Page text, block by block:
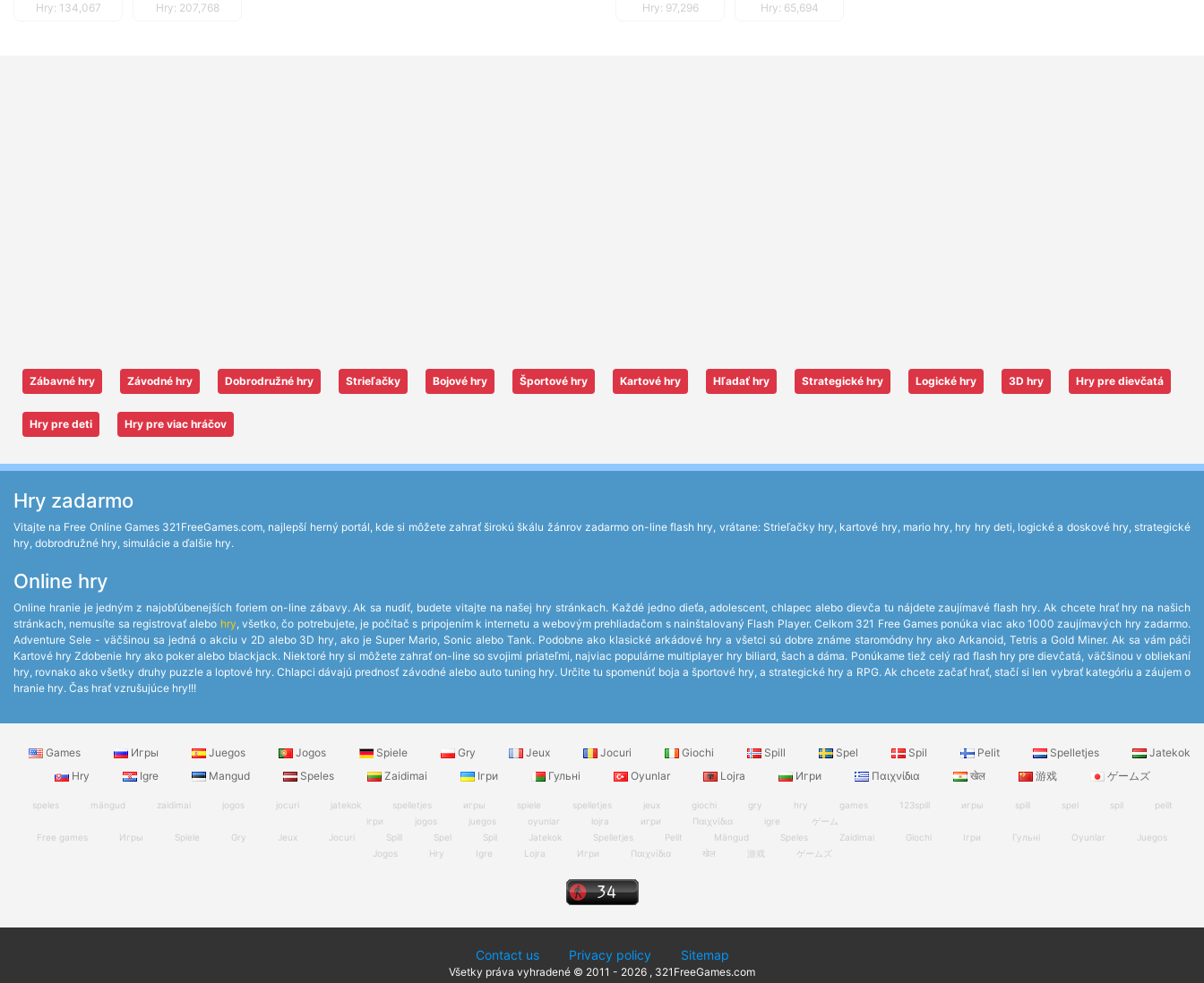
Hry: 134,067 Hry: 207,768 Hry: 97,296 Hry: 65,694
Zábavné hry Závodné hry Dobrodružné hry Strieľačky Bojové hry Športové hry Kartové hry Hľadať hry Strategické hry Logické hry 3D hry Hry pre dievčatá
Hry pre deti Hry pre viac hráčov
Hry zadarmo
Vitajte na Free Online Games 321FreeGames.com, najlepší herný portál, kde si môžete zahrať širokú škálu žánrov zadarmo on-line flash hry, vrátane: Strieľačky hry, kartové hry, mario hry, hry hry deti, logické a doskové hry, strategické
hry, dobrodružné hry, simulácie a ďalšie hry.
Online hry
Online hranie je jedným z najobľúbenejších foriem on-line zábavy. Ak sa nudiť, budete vitajte na našej hry stránkach. Každé jedno dieťa, adolescent, chlapec alebo dievča tu nájdete zaujímavé flash hry. Ak chcete hrať hry na našich
stránkach, nemusíte sa registrovať alebo hry, všetko, čo potrebujete, je počítač s pripojením k internetu a webovým prehliadačom s nainštalovaný Flash Player. Celkom 321 Free Games ponúka viac ako 1000 zaujímavých hry zadarmo.
Adventure Sele - väčšinou sa jedná o akciu v 2D alebo 3D hry, ako je Super Mario, Sonic alebo Tank. Podobne ako klasické arkádové hry a všetci sú dobre známe staromódny hry ako Arkanoid, Tetris a Gold Miner. Ak sa vám páči
Kartové hry Zdobenie hry ako poker alebo blackjack. Niektoré hry si môžete zahrať on-line so svojimi priateľmi, najviac populárne multiplayer hry biliard, šach a dáma. Ponúkame tiež celý rad flash hry pre dievčatá, väčšinou v obliekaní
hry, rovnako ako všetky druhy puzzle a loptové hry. Chlapci dávajú prednosť závodné alebo auto tuning hry. Určite tu spomenúť boja a športové hry, a strategické hry a RPG. Ak chcete začať hrať, stačí si len vybrať kategóriu a záujem o
hranie hry. Čas hrať vzrušujúce hry!!!
Games Игры Juegos Jogos Spiele Gry Jeux Jocuri Giochi Spill Spel Spil Pelit Spelletjes
Jatekok
Hry
Igre Mangud Speles Zaidimai Ігри Гульні Oyunlar Lojra Игри Παιχνίδια खेल 游戏 ゲームズ
speles mängud zaidimai jogos jocuri jatekok spelletjes игры spiele spelletjes jeux giochi gry hry games 123spill игры spill spel spil
pelit
ігри
jogos juegos oyunlar lojra игри Παιχνίδια igre
ゲーム
Free games
Игры Spiele Gry Jeux Jocuri Spill Spel Spil Jatekok Spelletjes Pelit Mängud Speles Zaidimai Giochi Ігри Гульні Oyunlar
Juegos
Jogos
Hry Igre Lojra Игри Παιχνίδια खेल 游戏 ゲームズ
Contact us Privacy policy Sitemap
Všetky práva vyhradené © 2011 - 2026 , 321FreeGames.com